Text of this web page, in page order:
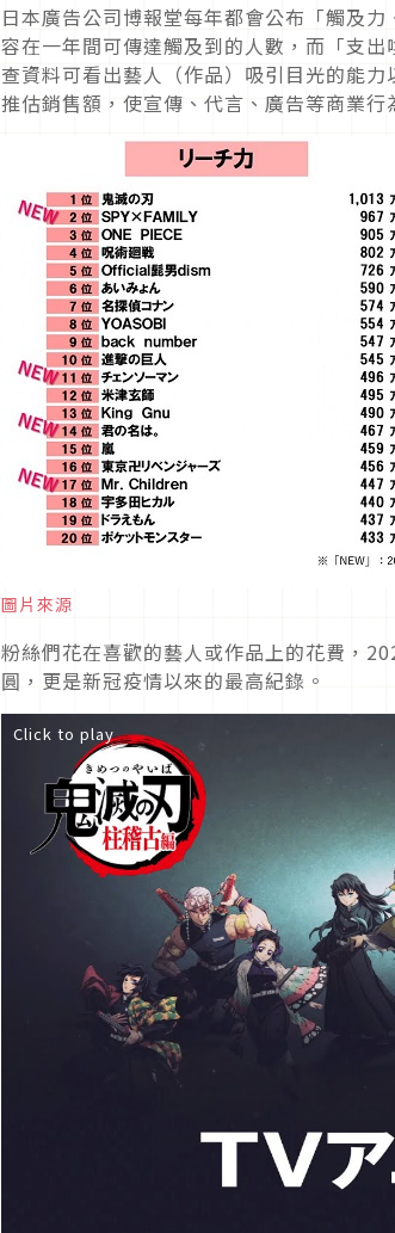
日本廣告公司博報堂每年都會公布「觸及
容在一年間可傳達觸及到的人數，而「支
查資料可看出藝人（作品）吸引目光的能
推估銷售額，使宣傳、代言、廣告等商業行
圖片來源
粉絲們花在喜歡的藝人或作品上的花費，
圓，更是新冠疫情以來的最高紀錄。
Click to play